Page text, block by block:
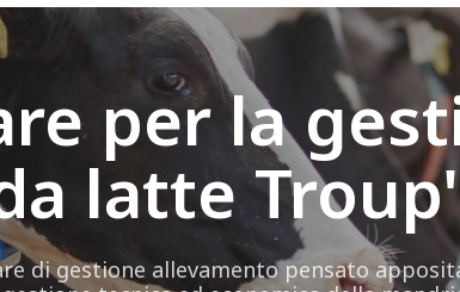
per la
latte
di gestione allevamento pensato